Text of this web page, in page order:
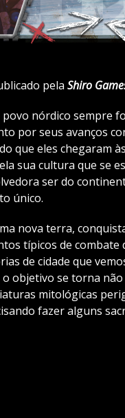
pela Shiro
nórdico sempre
por seus avanços
que eles chegaram
sua cultura que se
ser do
único.
nova terra,
típicos de combate
de cidade que
o objetivo se torna
mitológicas
fazer alguns